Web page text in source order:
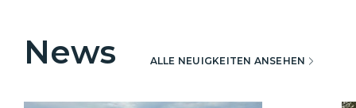
News ALLE NEUIGKEITEN ANSEHEN